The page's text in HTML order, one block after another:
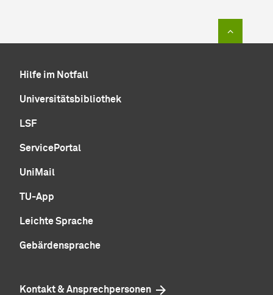
Hilfe im Notfall
Universitätsbibliothek
LSF
ServicePortal
UniMail
TU-App
Leichte Sprache
Gebärdensprache
Kontakt & Ansprechpersonen